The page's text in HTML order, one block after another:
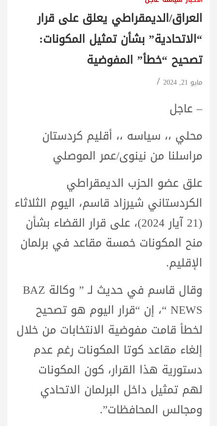
العراق/الديمقراطي يعلق على قرار
“الاتحادية” بشأن تمثيل المكونات:
تصحيح “خطأ” المفوضية
مايو 21, 2024
– عاجل
محلي ،، سياسه ،، أقليم كردستان
مراسلنا من نينوى/عمر الموصلي
علق عضو الحزب الديمقراطي
الكردستاني شيرزاد قاسم، اليوم الثلاثاء
(21 آيار 2024)، على قرار القضاء بشأن
منح المكونات خمسة مقاعد في برلمان
الإقليم.
وقال قاسم في حديث لـ ” وكالة BAZ
NEWS “، إن “قرار اليوم هو تصحيح
لخطأ قامت مفوضية الانتخابات من خلال
إلغاء مقاعد كوتا المكونات رغم عدم
دستورية هذا القرار، كون المكونات
لهم تمثيل داخل البرلمان الاتحادي
ومجالس المحافظات”.